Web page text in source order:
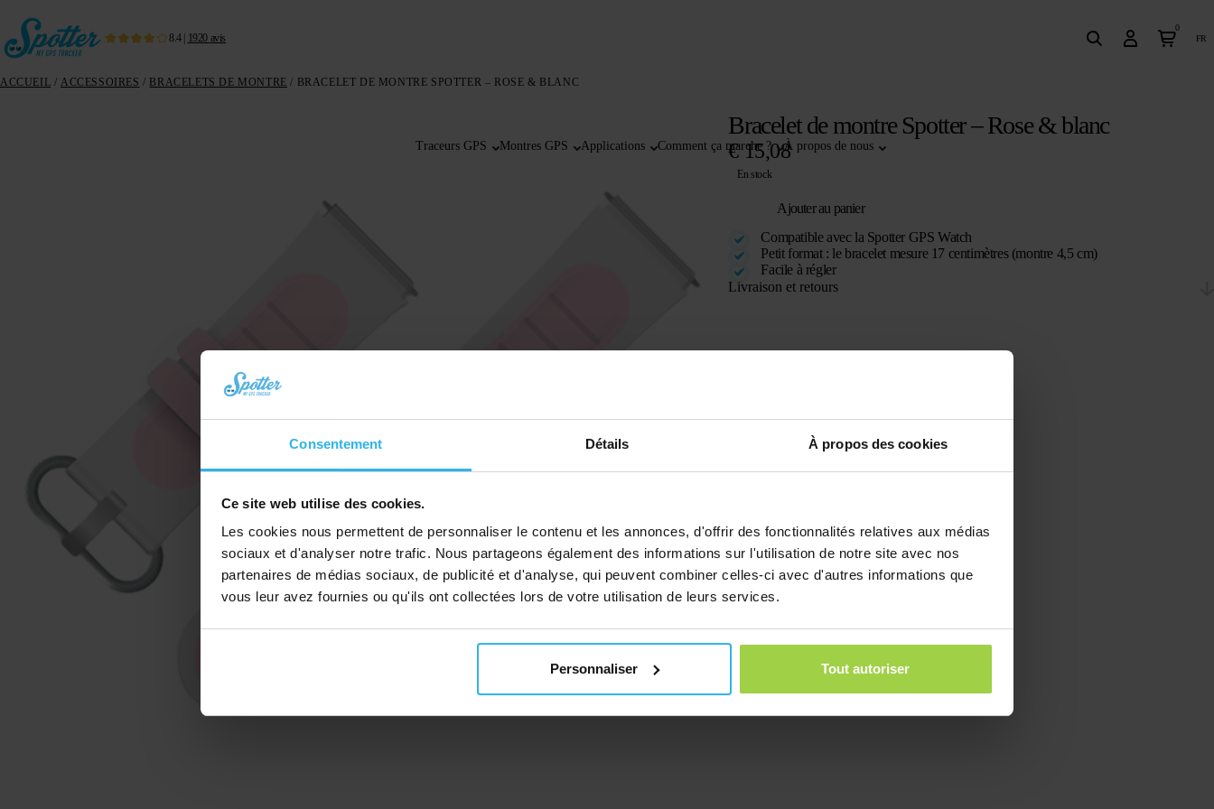
Consentement Détails À propos des cookies
Ce site web utilise des cookies.
Les cookies nous permettent de personnaliser le contenu et les annonces, d'offrir des fonctionnalités relatives aux médias
sociaux et d'analyser notre trafic. Nous partageons également des informations sur l'utilisation de notre site avec nos
partenaires de médias sociaux, de publicité et d'analyse, qui peuvent combiner celles-ci avec d'autres informations que
vous leur avez fournies ou qu'ils ont collectées lors de votre utilisation de leurs services.
Personnaliser Tout autoriser
8.4| 1920 avis
Traceurs GPS Montres GPS Applications Comment ça marche ? À propos de nous
0
fr
ACCUEIL / ACCESSOIRES / BRACELETS DE MONTRE / BRACELET DE MONTRE SPOTTER – ROSE & BLANC
Bracelet de montre Spotter – Rose & blanc
€15,08
En stock
Ajouter au panier
Compatible avec la Spotter GPS Watch
Petit format : le bracelet mesure 17 centimètres (montre 4,5 cm)
Facile à régler
Livraison et retours